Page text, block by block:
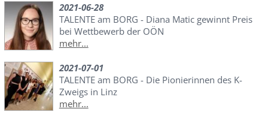
2021-06-28
TALENTE am BORG - Diana Matic gewinnt Preis
bei Wettbewerb der OÖN
mehr...
2021-07-01
TALENTE am BORG - Die Pionierinnen des K-
Zweigs in Linz
mehr...